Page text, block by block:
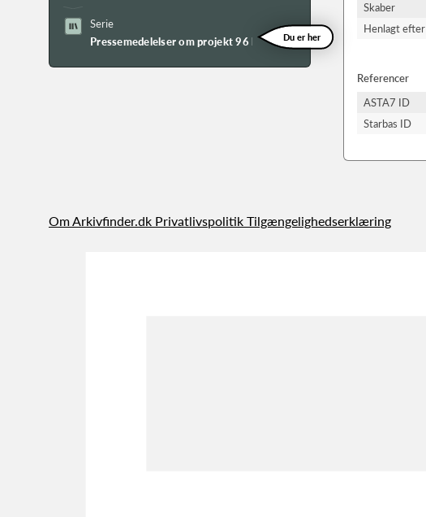
Serie
Pressemedelelser om projekt 96 kirker
Du er her
Skaber
Henlagt efter
Referencer
ASTA7 ID
Starbas ID
Om Arkivfinder.dk Privatlivspolitik Tilgængelighedserklæring